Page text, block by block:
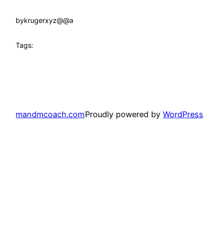
bykrugerxyz@@a
Tags:
mandmcoach.comProudly powered by WordPress